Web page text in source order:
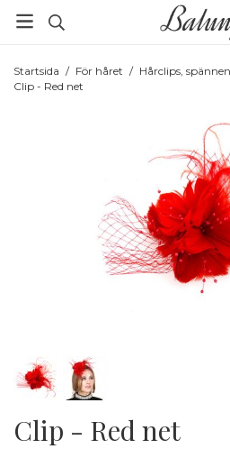
Startsida / För håret / Hårclips,
Clip - Red net
Clip - Red net